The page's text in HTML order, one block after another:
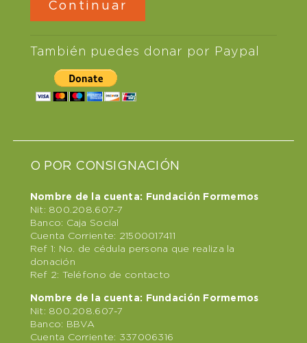
También puedes donar por Paypal
O POR CONSIGNACIÓN
Nombre de la cuenta: Fundación Formemos
Nit: 800.208.607-7
Banco: Caja Social
Cuenta Corriente: 21500017411
Ref 1: No. de cédula persona que realiza la
donación
Ref 2: Teléfono de contacto
Nombre de la cuenta: Fundación Formemos
Nit: 800.208.607-7
Banco: BBVA
Cuenta Corriente: 337006316